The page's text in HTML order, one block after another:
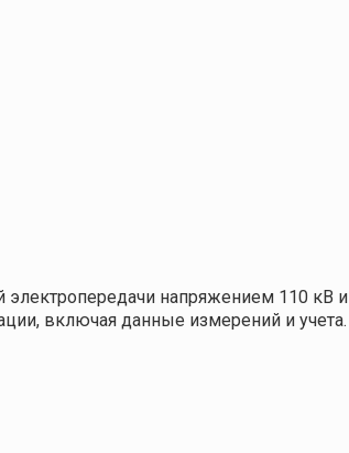
электропередачи напряжением 110 кВ и
включая данные измерений и учета.